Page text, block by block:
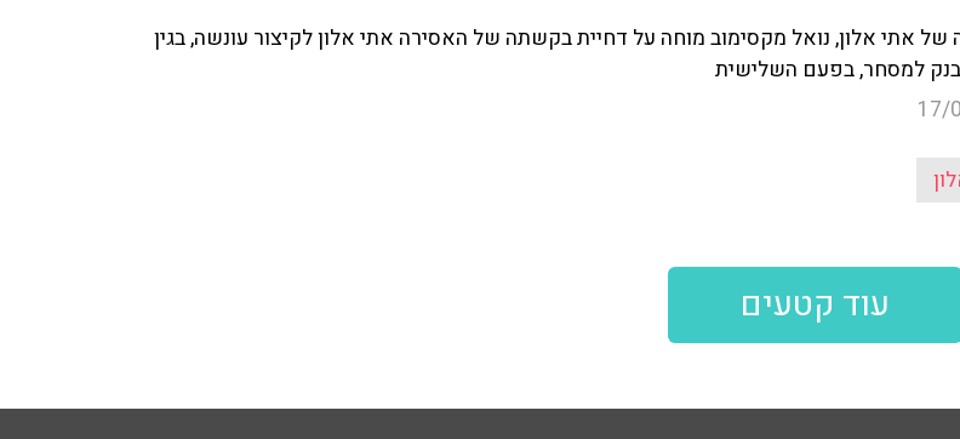
של אתי אלון, נואל מקסימוב מוחה על דחיית בקשתה של האסירה אתי אלון לקיצור עונשה, בגין
למסחר, בפעם השלישית
17/
עוד קטעים